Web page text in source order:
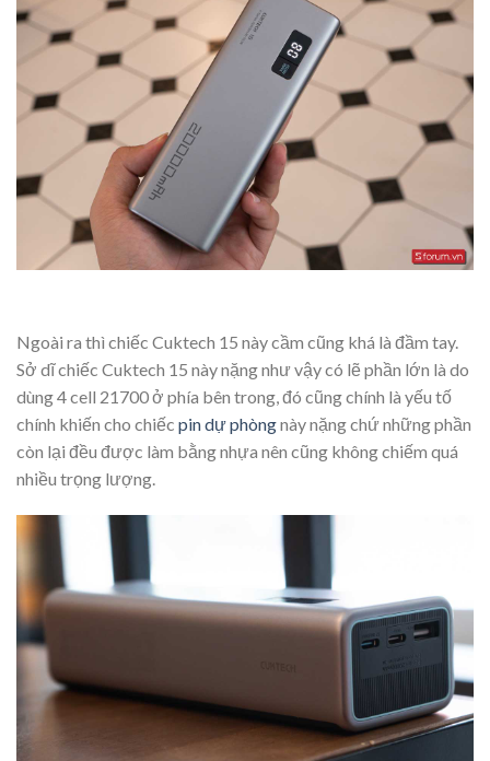
Ngoài ra thì chiếc Cuktech 15 này cầm cũng khá là đầm tay.
Sở dĩ chiếc Cuktech 15 này nặng như vậy có lẽ phần lớn là do
dùng 4 cell 21700 ở phía bên trong, đó cũng chính là yếu tố
chính khiến cho chiếc pin dự phòngnày nặng chứ những phần
còn lại đều được làm bằng nhựa nên cũng không chiếm quá
nhiều trọng lượng.